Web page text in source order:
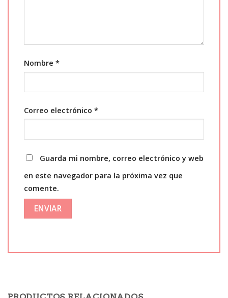
Nombre *
Correo electrónico *
Guarda mi nombre, correo electrónico y web
en este navegador para la próxima vez que
comente.